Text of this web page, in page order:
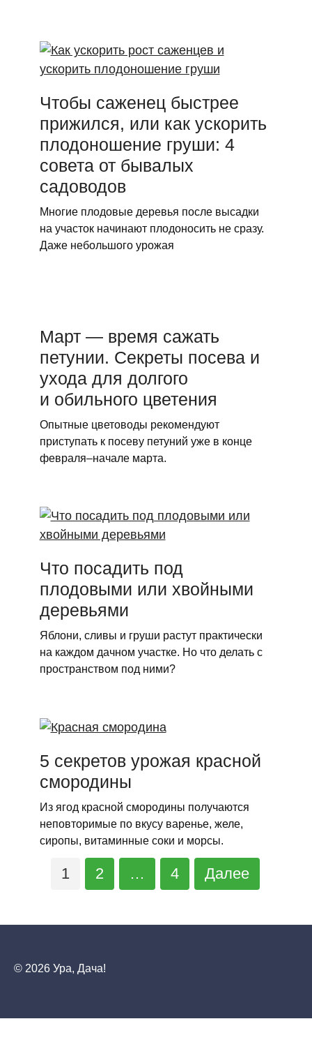
Чтобы саженец быстрее
прижился, или как ускорить
плодоношение груши: 4
совета от бывалых
садоводов
Многие плодовые деревья после высадки
на участок начинают плодоносить не сразу.
Даже небольшого урожая
Март — время сажать
петунии. Секреты посева и
ухода для долгого
и обильного цветения
Опытные цветоводы рекомендуют
приступать к посеву петуний уже в конце
февраля–начале марта.
Что посадить под
плодовыми или хвойными
деревьями
Яблони, сливы и груши растут практически
на каждом дачном участке. Но что делать с
пространством под ними?
5 секретов урожая красной
смородины
Из ягод красной смородины получаются
неповторимые по вкусу варенье, желе,
сиропы, витаминные соки и морсы.
Навигация
1 2 … 4 Далее
© 2026 Ура, Дача!